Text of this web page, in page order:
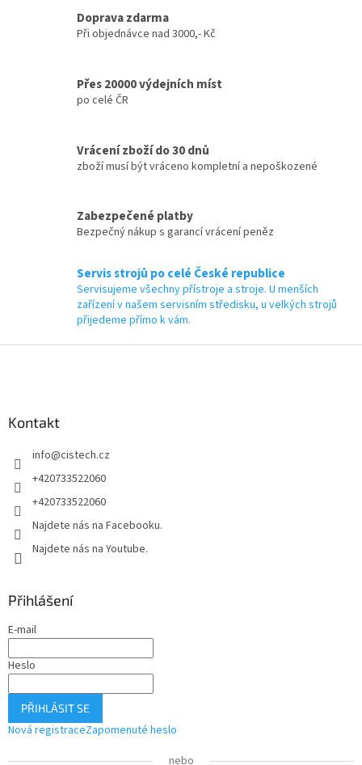
v
i
s
Doprava zdarma
Při objednávce nad 3000,- Kč
Přes 20000 výdejních míst
po celé ČR
Vrácení zboží do 30 dnů
zboží musí být vráceno kompletní a nepoškozené
Zabezpečené platby
Bezpečný nákup s garancí vrácení peněz
Servis strojů po celé České republice
Servisujeme všechny přístroje a stroje. U menších
zařízení v našem servisním středisku, u velkých strojů
přijedeme přímo k vám.
Kontakt
info@cistech.cz
+420733522060
+420733522060
Najdete nás na Facebooku.
Najdete nás na Youtube.
Přihlášení
E-mail
Heslo
PŘIHLÁSIT SE
Nová registraceZapomenuté heslo
nebo